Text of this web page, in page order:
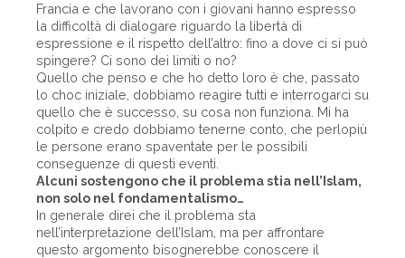
Francia e che lavorano con i giovani hanno espresso
la difficoltà di dialogare riguardo la libertà di
espressione e il rispetto dell’altro: fino a dove ci si può
spingere? Ci sono dei limiti o no?
Quello che penso e che ho detto loro è che, passato
lo choc iniziale, dobbiamo reagire tutti e interrogarci su
quello che è successo, su cosa non funziona. Mi ha
colpito e credo dobbiamo tenerne conto, che perlopiù
le persone erano spaventate per le possibili
conseguenze di questi eventi.
Alcuni sostengono che il problema stia nell’Islam,
non solo nel fondamentalismo…
In generale direi che il problema sta
nell’interpretazione dell’Islam, ma per affrontare
questo argomento bisognerebbe conoscere il